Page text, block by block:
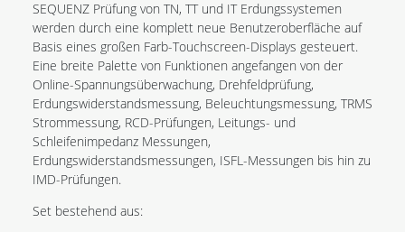
SEQUENZ Prüfung von TN, TT und IT Erdungssystemen
werden durch eine komplett neue Benutzeroberfläche auf
Basis eines großen Farb-Touchscreen-Displays gesteuert.
Eine breite Palette von Funktionen angefangen von der
Online-Spannungsüberwachung, Drehfeldprüfung,
Erdungswiderstandsmessung, Beleuchtungsmessung, TRMS
Strommessung, RCD-Prüfungen, Leitungs- und
Schleifenimpedanz Messungen,
Erdungswiderstandsmessungen, ISFL-Messungen bis hin zu
IMD-Prüfungen.
Set bestehend aus: